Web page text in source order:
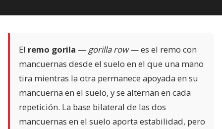
El remo gorila — gorilla row— es el remo con
mancuernas desde el suelo en el que una mano
tira mientras la otra permanece apoyada en su
mancuerna en el suelo, y se alternan en cada
repetición. La base bilateral de las dos
mancuernas en el suelo aporta estabilidad, pero